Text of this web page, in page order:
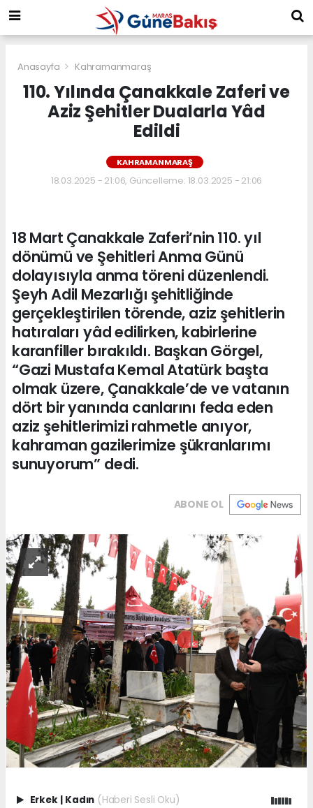
Anasayfa Kahramanmaraş
110. Yılında Çanakkale Zaferi ve
Aziz Şehitler Dualarla Yâd
Edildi
KAHRAMANMARAŞ
18.03.2025 - 21:06, Güncelleme: 18.03.2025 - 21:06
18 Mart Çanakkale Zaferi’nin 110. yıl
dönümü ve Şehitleri Anma Günü
dolayısıyla anma töreni düzenlendi.
Şeyh Adil Mezarlığı şehitliğinde
gerçekleştirilen törende, aziz şehitlerin
hatıraları yâd edilirken, kabirlerine
karanfiller bırakıldı. Başkan Görgel,
“Gazi Mustafa Kemal Atatürk başta
olmak üzere, Çanakkale’de ve vatanın
dört bir yanında canlarını feda eden
aziz şehitlerimizi rahmetle anıyor,
kahraman gazilerimize şükranlarımı
sunuyorum” dedi.
ABONE OL
Erkek | Kadın (Haberi Sesli Oku)